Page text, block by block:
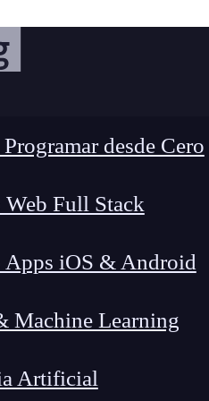
desde Cero
Full Stack
Apps iOS & Android
Machine Learning
Artificial